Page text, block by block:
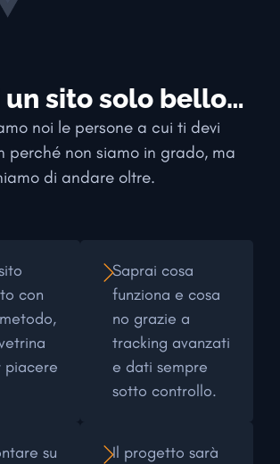
un sito solo bello…
noi le persone a cui ti devi
perché non siamo in grado, ma
di andare oltre.
con
Saprai cosa
funziona e cosa
no grazie a
tracking avanzati
e dati sempre
sotto controllo.
su
Il progetto sarà